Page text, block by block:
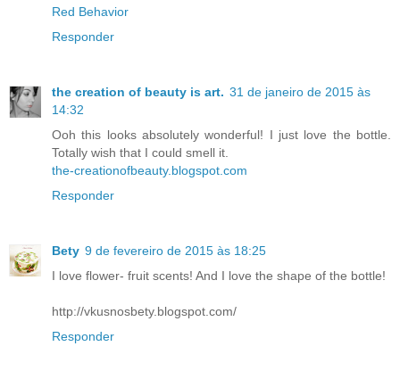
Red Behavior
Responder
the creation of beauty is art. 31 de janeiro de 2015 às
14:32
Ooh this looks absolutely wonderful! I just love the bottle.
Totally wish that I could smell it.
the-creationofbeauty.blogspot.com
Responder
Bety 9 de fevereiro de 2015 às 18:25
I love flower- fruit scents! And I love the shape of the bottle!
http://vkusnosbety.blogspot.com/
Responder